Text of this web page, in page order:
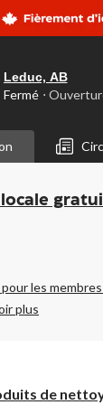
Leduc, AB
Fermé
les
plus
de